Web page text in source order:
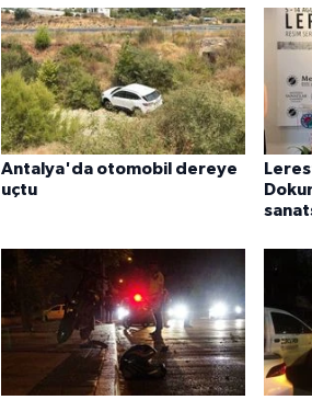
Antalya'da otomobil dereye
uçtu